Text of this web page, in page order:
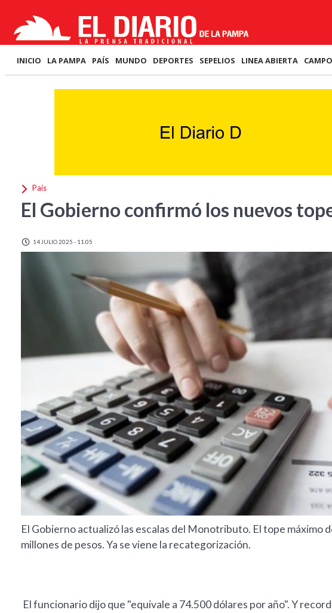
INICIO LA PAMPA PAÍS MUNDO DEPORTES SEPELIOS LINEA ABIERTA CAMPO
País
El Gobierno confirmó los nuevos
14 JULIO 2025 - 11:05
El Gobierno actualizó las escalas del Monotributo. El tope máximo
millones de pesos. Ya se viene la recategorización.
El funcionario dijo que "equivale a 74.500 dólares por año". Y